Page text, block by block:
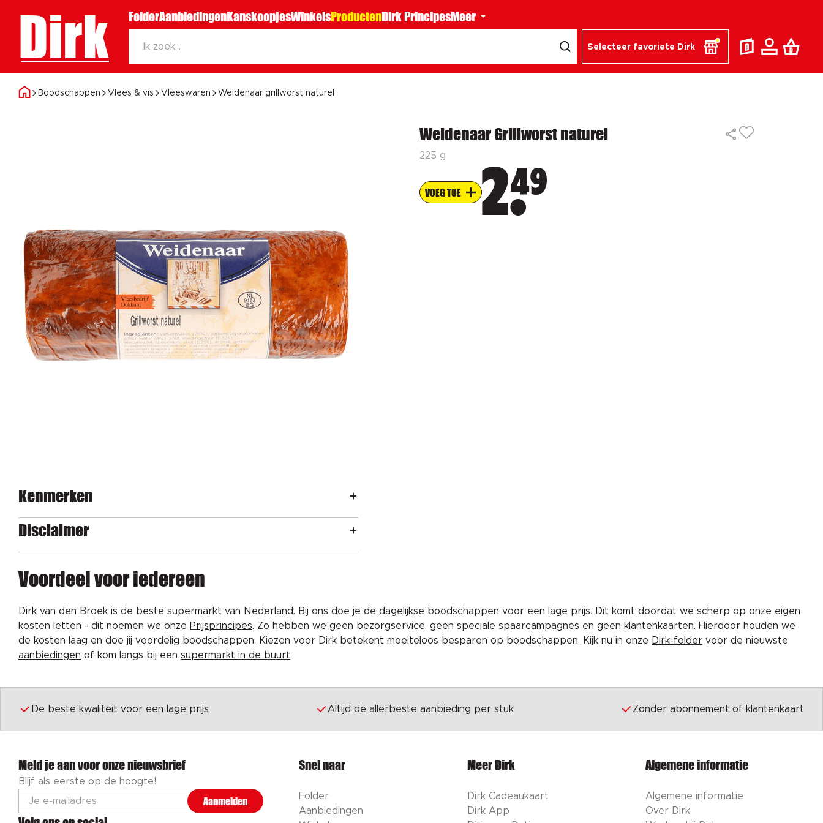
Dirk FolderAanbiedingenKanskoopjesWinkelsProductenDirk PrincipesMeer
Selecteer favoriete Dirk
Boodschappen Vlees & vis Vleeswaren Weidenaar grillworst naturel
Weidenaar Grillworst naturel
225 g
VOEG TOE 249
Kenmerken
Disclaimer
Voordeel voor iedereen
Dirk van den Broek is de beste supermarkt van Nederland. Bij ons doe je de dagelijkse boodschappen voor een lage prijs. Dit komt doordat we scherp op onze eigen
kosten letten - dit noemen we onze Prijsprincipes. Zo hebben we geen bezorgservice, geen speciale spaarcampagnes en geen klantenkaarten. Hierdoor houden we
de kosten laag en doe jij voordelig boodschappen. Kiezen voor Dirk betekent moeiteloos besparen op boodschappen. Kijk nu in onze Dirk-folder voor de nieuwste
aanbiedingen of kom langs bij een supermarkt in de buurt.
De beste kwaliteit voor een lage prijs Altijd de allerbeste aanbieding per stuk Zonder abonnement of klantenkaart
Meld je aan voor onze nieuwsbrief
Blijf als eerste op de hoogte!
Aanmelden
Snel naar
Folder
Aanbiedingen
Meer Dirk
Dirk Cadeaukaart
Dirk App
Algemene informatie
Algemene informatie
Over Dirk